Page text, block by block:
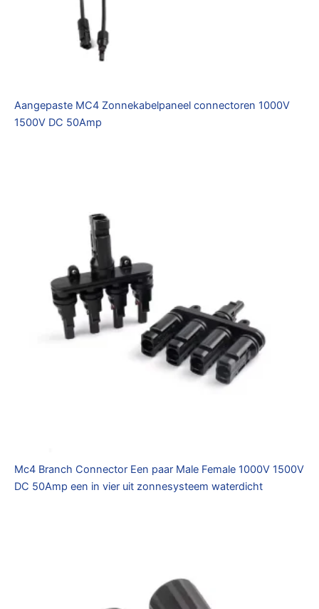
Aangepaste MC4 Zonnekabelpaneel connectoren 1000V
1500V DC 50Amp
Mc4 Branch Connector Een paar Male Female 1000V 1500V
DC 50Amp een in vier uit zonnesysteem waterdicht